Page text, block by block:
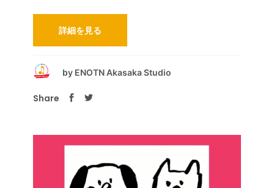
詳細を見る
by ENOTN Akasaka Studio
Share